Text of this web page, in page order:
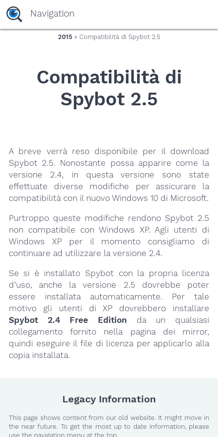
yaaaeag20
Navigation
2015 » Compatibilità di Spybot 2.5
Compatibilità di
Spybot 2.5
A breve verrà reso disponibile per il download
Spybot 2.5. Nonostante possa apparire come la
versione 2.4, in questa versione sono state
effettuate diverse modifiche per assicurare la
compatibilità con il nuovo Windows 10 di Microsoft.
Purtroppo queste modifiche rendono Spybot 2.5
non compatibile con Windows XP. Agli utenti di
Windows XP per il momento consigliamo di
continuare ad utilizzare la versione 2.4.
Se si è installato Spybot con la propria licenza
d’uso, anche la versione 2.5 dovrebbe poter
essere installata automaticamente. Per tale
motivo gli utenti di XP dovrebbero installare
Spybot 2.4 Free Edition da un qualsiasi
collegamento fornito nella pagina dei mirror,
quindi eseguire il file di licenza per applicarlo alla
copia installata.
Legacy Information
This page shows content from our old website. It might move in
the near future. To get the most up to date information, please
use the navigation menu at the top.